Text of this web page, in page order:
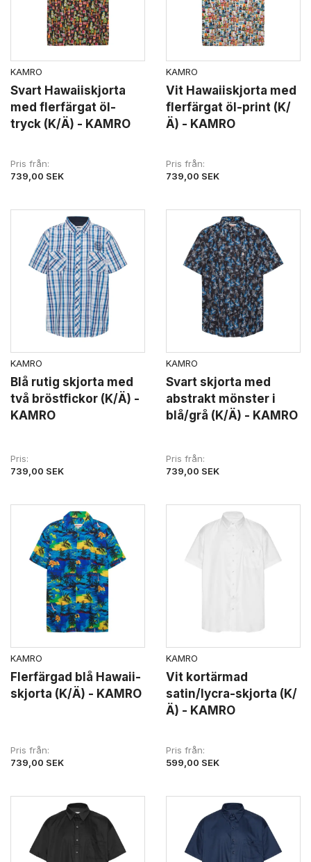
KAMRO
Svart Hawaiiskjorta
med flerfärgat öl-
tryck (K/Ä) - KAMRO
Pris från
739,00 SEK
KAMRO
Vit Hawaiiskjorta med
flerfärgat öl-print (K/
Ä) - KAMRO
Pris från
739,00 SEK
KAMRO
Blå rutig skjorta med
två bröstfickor (K/Ä) -
KAMRO
Pris
739,00 SEK
KAMRO
Svart skjorta med
abstrakt mönster i
blå/grå (K/Ä) - KAMRO
Pris från
739,00 SEK
KAMRO
Flerfärgad blå Hawaii-
skjorta (K/Ä) - KAMRO
Pris från
739,00 SEK
KAMRO
Vit kortärmad
satin/lycra-skjorta (K/
Ä) - KAMRO
Pris från
599,00 SEK